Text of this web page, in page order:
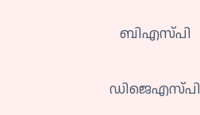
ബിഎസ്‌പി
ഡിജെഎസ്പി